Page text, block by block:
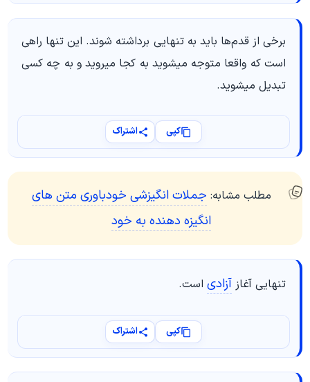
برخی از قدم‌ها باید به تنهایی برداشته شوند. این تنها راهی
است که واقعا متوجه میشوید به کجا میروید و به چه کسی
تبدیل میشوید.
کپی اشتراک
مطلب مشابه: جملات انگیزشی خودباوری متن های
انگیزه دهنده به خود
تنهایی آغازآزادی است.
کپی اشتراک